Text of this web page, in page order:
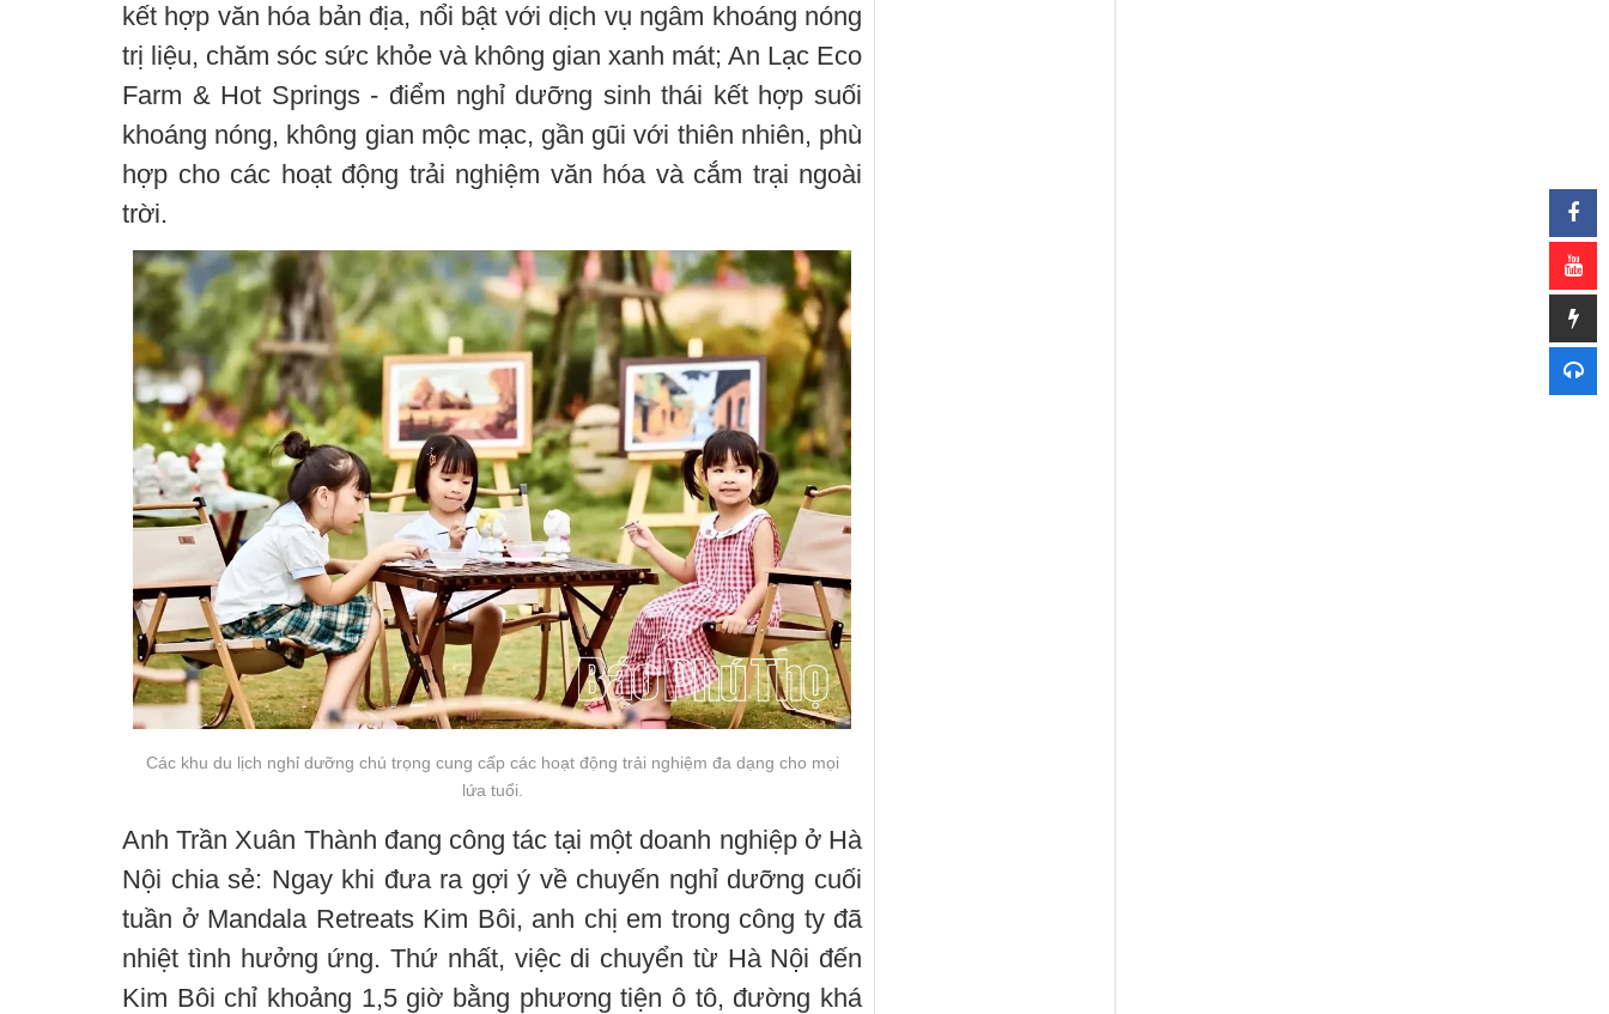
kết hợp văn hóa bản địa, nổi bật với dịch vụ ngâm khoáng nóng
trị liệu, chăm sóc sức khỏe và không gian xanh mát; An Lạc Eco
Farm & Hot Springs - điểm nghỉ dưỡng sinh thái kết hợp suối
khoáng nóng, không gian mộc mạc, gần gũi với thiên nhiên, phù
hợp cho các hoạt động trải nghiệm văn hóa và cắm trại ngoài
trời.
Các khu du lịch nghỉ dưỡng chú trọng cung cấp các hoạt động trải nghiệm đa dạng cho mọi
lứa tuổi.
Anh Trần Xuân Thành đang công tác tại một doanh nghiệp ở Hà
Nội chia sẻ: Ngay khi đưa ra gợi ý về chuyến nghỉ dưỡng cuối
tuần ở Mandala Retreats Kim Bôi, anh chị em trong công ty đã
nhiệt tình hưởng ứng. Thứ nhất, việc di chuyển từ Hà Nội đến
Kim Bôi chỉ khoảng 1,5 giờ bằng phương tiện ô tô, đường khá